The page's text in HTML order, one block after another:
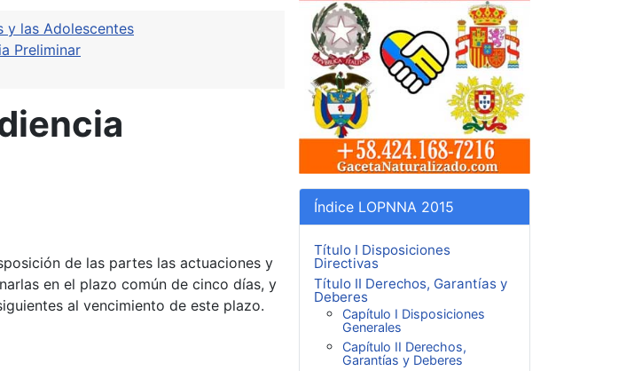
y las Adolescentes
Preliminar
de las partes las actuaciones y
en el plazo común de cinco días, y
al vencimiento de este plazo.
Índice LOPNNA 2015
Título I Disposiciones
Directivas
Título II Derechos, Garantías y
Deberes
Capítulo I Disposiciones
Generales
Capítulo II Derechos,
Garantías y Deberes